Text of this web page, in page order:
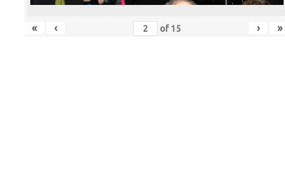
« ‹ of 15 › »